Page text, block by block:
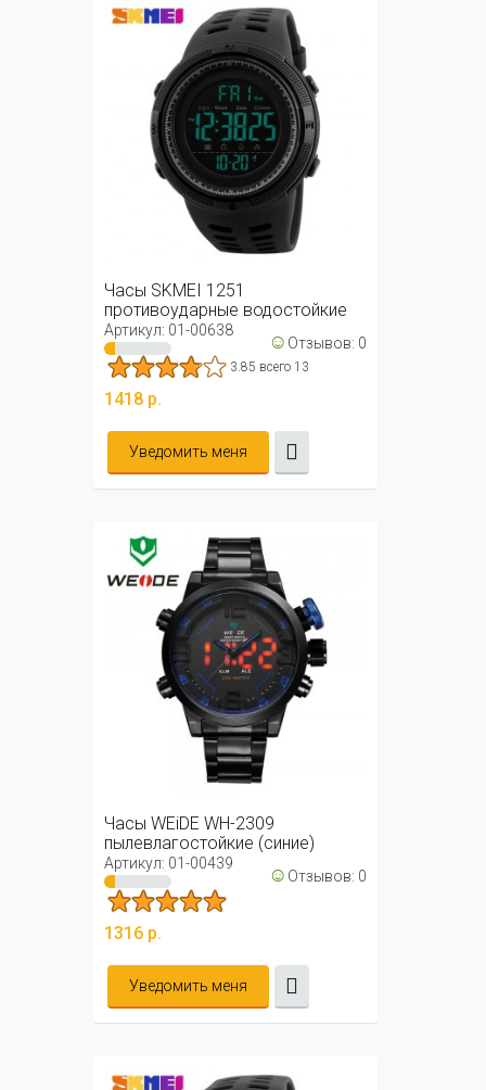
Часы SKMEI 1251
противоударные водостойкие
50м (черные)
Артикул: 01-00638 ☺ Отзывов: 0
3.85 всего 13
1418 р.
Уведомить меня
Часы WEiDE WH-2309
пылевлагостойкие (синие)
Артикул: 01-00439 ☺ Отзывов: 0
1316 р.
Уведомить меня